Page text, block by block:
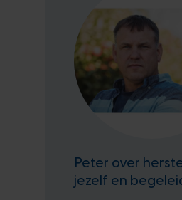
Peter over
jezelf en